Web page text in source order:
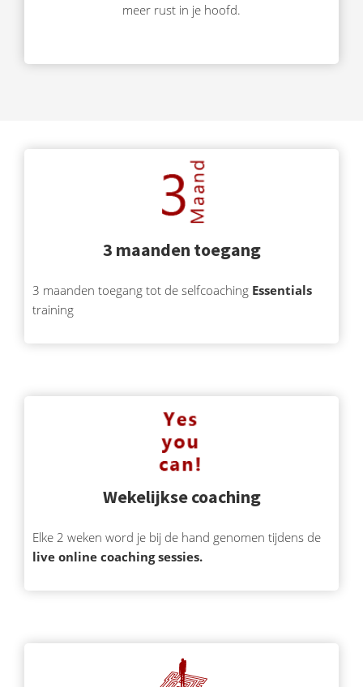
meer rust in je hoofd.
3 maanden toegang
3 maanden toegang tot de selfcoaching Essentials
training
Wekelijkse coaching
Elke 2 weken word je bij de hand genomen tijdens de
live online coaching sessies.